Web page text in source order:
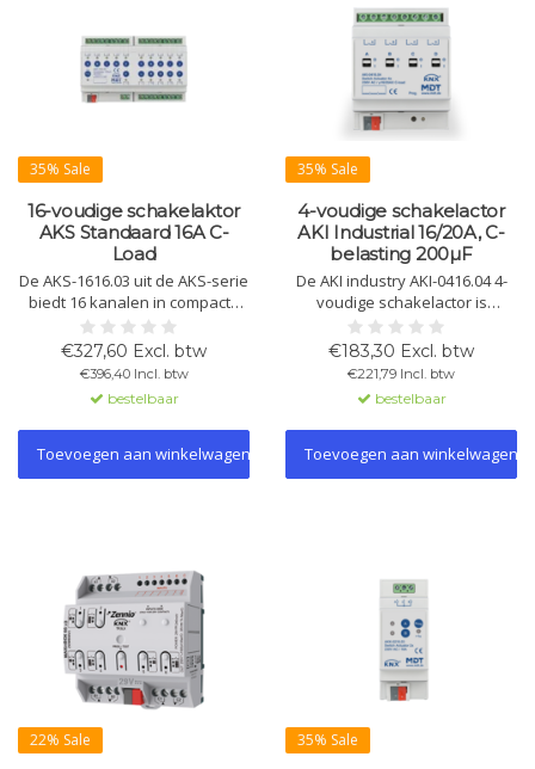
35% Sale
16-voudige schakelaktor
AKS Standaard 16A C-
Load
De AKS-1616.03 uit de AKS-serie
biedt 16 kanalen in compacte
ruimte. Geschikt voor 16A en
140 µF C-Load, met uitgebreide
logische en scènefuncties.
Ideaal voor middelgrote tot
grote belastingstoepassingen.
€327,60 Excl. btw
€396,40 Incl. btw
bestelbaar
Toevoegen aan winkelwagen
35% Sale
4-voudige schakelactor
AKI Industrial 16/20A, C-
belasting 200µF
De AKI industry AKI-0416.04 4-
voudige schakelactor is
ontworpen voor zware lasten
met hoge inschakelstromen.
Met handmatige bediening en
KNX-compatibiliteit biedt het
betrouwbare prestaties in
industriële omgevingen.
€183,30 Excl. btw
€221,79 Incl. btw
bestelbaar
Toevoegen aan winkelwagen
22% Sale 35% Sale